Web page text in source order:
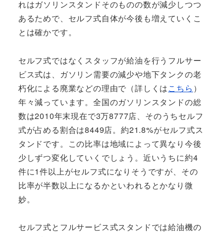
れはガソリンスタンドそのものの数が減少しつつ
あるためで、セルフ式自体が今後も増えていくこ
とは確かです。
セルフ式ではなくスタッフが給油を行うフルサー
ビス式は、ガソリン需要の減少や地下タンクの老
朽化による廃業などの理由で（詳しくはこちら ）
年々減っています。全国のガソリンスタンドの総
数は2010年末現在で3万8777店、そのうちセルフ
式が占める割合は8449店。約21.8%がセルフ式ス
タンドです。この比率は地域によって異なり今後
少しずつ変化していくでしょう。近いうちに約4
件に1件以上がセルフ式になりそうですが、その
比率が半数以上になるかといわれるとかなり微
妙。
セルフ式とフルサービス式スタンドでは給油機の